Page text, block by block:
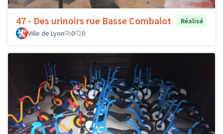
47 - Des urinoirs rue Basse Combalot
Réalisé
Ville de Lyon
0 0